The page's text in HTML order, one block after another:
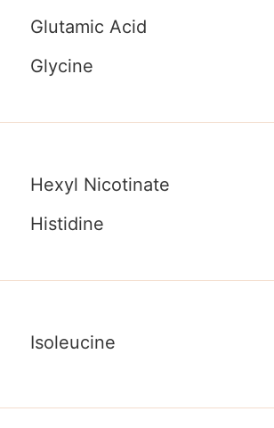
Glutamic Acid
Glycine
Hexyl Nicotinate
Histidine
Isoleucine